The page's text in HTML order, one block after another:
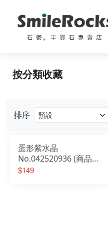
新品
手鍊
按分類收藏
其它
排序
蛋形紫水晶
No.042520936 (商品不
附板子）
$149
按分類收藏